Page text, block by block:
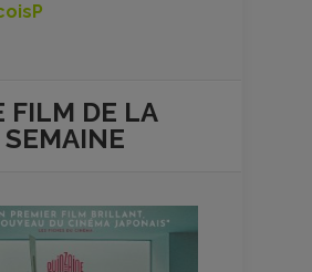
FILM DE LA
SEMAINE